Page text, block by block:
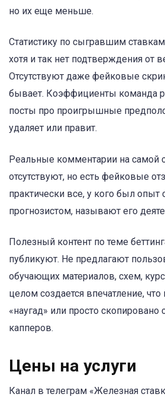
но их еще меньше.
Статистику по сыгравшим
хотя и так нет подтверждения от
Отсутствуют даже фейковые
бывает. Коэффициенты команда
посты про проигрышные
удаляет или правит.
Реальные комментарии на самой
отсутствуют, но есть фейковые
практически все, у кого был опыт
прогнозистом, называют его
Полезный контент по теме
публикуют. Не предлагают
обучающих материалов, схем,
целом создается впечатление, что
«наугад» или просто скопировано
капперов.
Цены на услуги
Канал в телеграм «Железная